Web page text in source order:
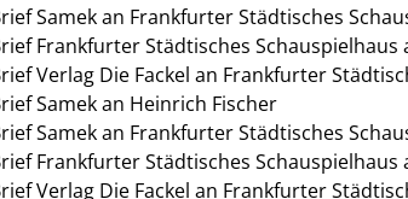
Samek an Frankfurter Städtisches
Frankfurter Städtisches Schauspielhaus
Verlag Die Fackel an Frankfurter
Samek an Heinrich Fischer
Samek an Frankfurter Städtisches
Frankfurter Städtisches Schauspielhaus
Verlag Die Fackel an Frankfurter